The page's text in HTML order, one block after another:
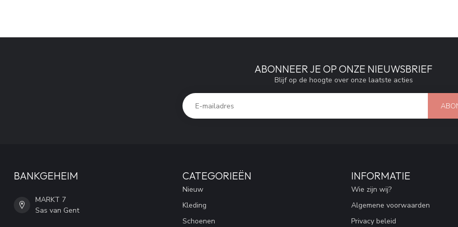
ABONNEER JE OP ONZE NIEUWSBRIEF
Blijf op de hoogte over onze laatste acties
BANKGEHEIM
MARKT 7
Sas van Gent
CATEGORIEËN
Nieuw
Kleding
Schoenen
INFORMATIE
Wie zijn wij?
Algemene voorwaarden
Privacy beleid